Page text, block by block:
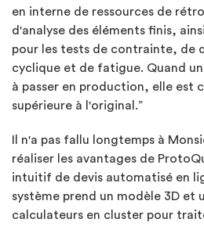
en interne de ressources de
d'analyse des éléments finis,
pour les tests de contrainte,
cyclique et de fatigue. Quand
à passer en production, elle est
supérieure à l'original.”
Il n'a pas fallu longtemps à
réaliser les avantages de
intuitif de devis automatisé en
système prend un modèle 3D et
calculateurs en cluster pour